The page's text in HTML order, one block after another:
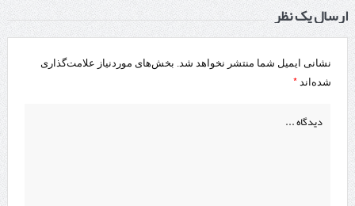
ارسال یک نظر
نشانی ایمیل شما منتشر نخواهد شد. بخش‌های موردنیاز علامت‌گذاری
شده‌اند *